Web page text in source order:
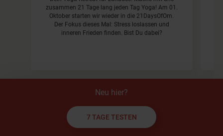
zusammen 21 Tage lang jeden Tag Yoga! Am 01.
Oktober starten wir wieder in die 21DaysOfOm.
Der Fokus dieses Mal: Stress loslassen und
inneren Frieden finden. Bist Du dabei?
Neu hier?
7 TAGE TESTEN